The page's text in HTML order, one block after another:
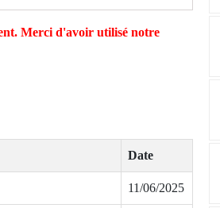
Merci d'avoir utilisé notre
Date
11/06/2025